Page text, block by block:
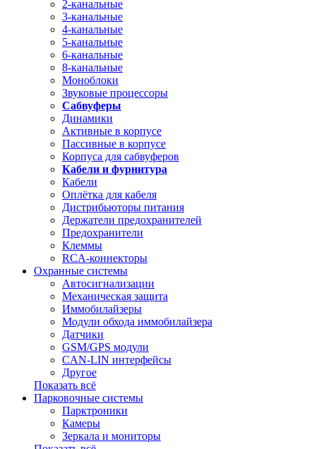
2-канальные
3-канальные
4-канальные
5-канальные
6-канальные
8-канальные
Моноблоки
Звуковые процессоры
Сабвуферы
Динамики
Активные в корпусе
Пассивные в корпусе
Корпуса для сабвуферов
Кабели и фурнитура
Кабели
Оплётка для кабеля
Дистрибьюторы питания
Держатели предохранителей
Предохранители
Клеммы
RCA-коннекторы
Охранные системы
Автосигнализации
Механическая защита
Иммобилайзеры
Модули обхода иммобилайзера
Датчики
GSM/GPS модули
CAN-LIN интерфейсы
Другое
Показать всё
Парковочные системы
Парктроники
Камеры
Зеркала и мониторы